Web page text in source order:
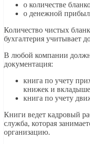
о количестве
о денежной
Количество чистых
бухгалтерия учитывает
В любой компании
документация:
книга по учету
книжек и
книга по учету
Книги ведет кадровый
служба, которая
организацию.